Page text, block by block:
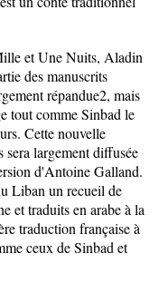
et Une Nuits, Aladin
des manuscrits
répandue2, mais
tout comme Sinbad le
Cette nouvelle
largement diffusée
d'Antoine Galland.
Liban un recueil de
et traduits en arabe à la
traduction française à
ceux de Sinbad et